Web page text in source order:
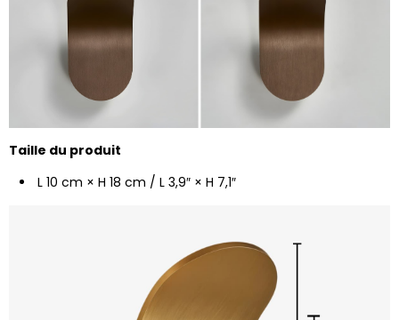
Taille du produit
L 10 cm × H 18 cm / L 3,9″ × H 7,1″